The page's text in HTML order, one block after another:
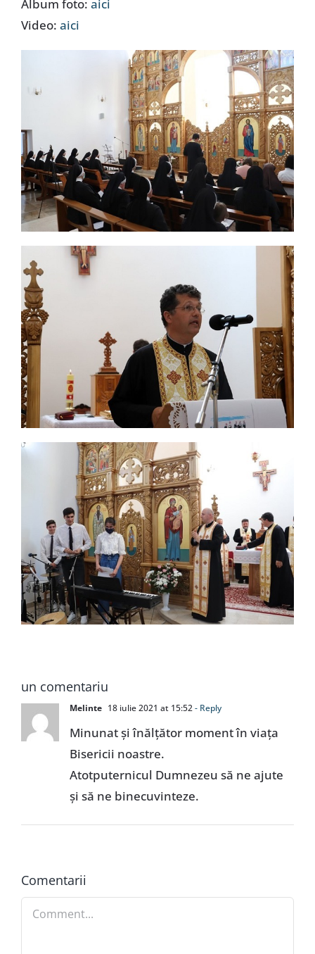
Album foto: aici
Video: aici
un comentariu
Melinte 18 iulie 2021 at 15:52- Reply
Minunat și înălțător moment în viața
Bisericii noastre.
Atotputernicul Dumnezeu să ne ajute
și să ne binecuvinteze.
Comentarii
Comment